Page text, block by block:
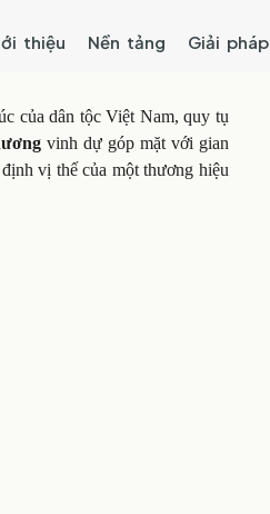
thiệu Nền tảng Giải pháp
của dân tộc Việt Nam, quy tụ
vinh dự góp mặt với gian
vị thế của một thương hiệu